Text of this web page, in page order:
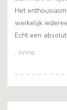
, Anne
Het
werkelijk
Echt een